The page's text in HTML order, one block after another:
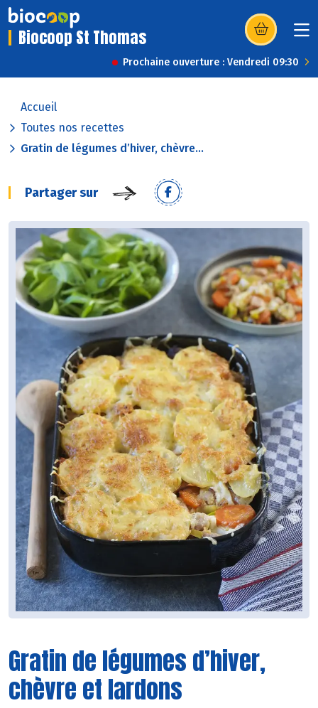
Biocoop St Thomas (s’ouvre dans
Prochaine ouverture : Vendredi 09:30
Accueil
Toutes nos recettes
Gratin de légumes d’hiver, chèvre...
Partager sur
Gratin de légumes d’hiver,
chèvre et lardons